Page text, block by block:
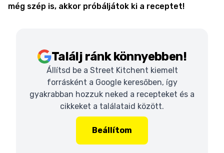
még szép is, akkor próbáljátok ki a receptet!
Találj ránk könnyebben!
Állítsd be a Street Kitchent kiemelt
forrásként a Google keresőben, így
gyakrabban hozzuk neked a recepteket és a
cikkeket a találataid között.
Beállítom